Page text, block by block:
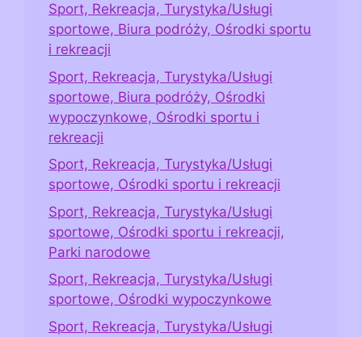
Sport, Rekreacja, Turystyka/Usługi
sportowe, Biura podróży, Ośrodki sportu
i rekreacji
Sport, Rekreacja, Turystyka/Usługi
sportowe, Biura podróży, Ośrodki
wypoczynkowe, Ośrodki sportu i
rekreacji
Sport, Rekreacja, Turystyka/Usługi
sportowe, Ośrodki sportu i rekreacji
Sport, Rekreacja, Turystyka/Usługi
sportowe, Ośrodki sportu i rekreacji,
Parki narodowe
Sport, Rekreacja, Turystyka/Usługi
sportowe, Ośrodki wypoczynkowe
Sport, Rekreacja, Turystyka/Usługi